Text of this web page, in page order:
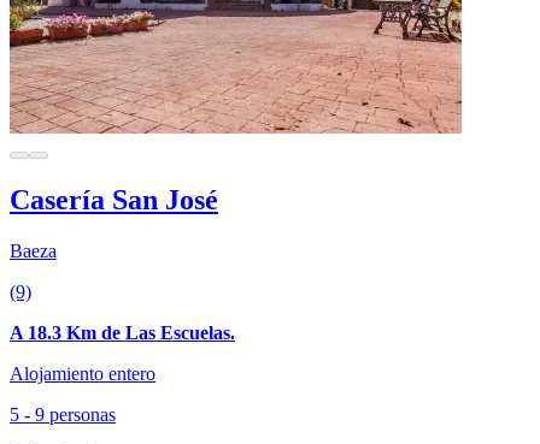
Casería San José
Baeza
(9)
A 18.3 Km de Las Escuelas.
Alojamiento entero
5 - 9 personas